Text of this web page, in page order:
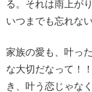
る。それは雨上が
いつまでも忘れない
家族の愛も、叶っ
な大切だなって！
き、叶う恋じゃな